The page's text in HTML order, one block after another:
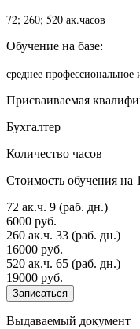
72; 260; 520 ак.часов
Обучение на базе:
среднее
Присваиваемая
Бухгалтер
Количество часов
Стоимость обучения на
72 ак.ч. 9 (раб. дн.)
6000 руб.
260 ак.ч. 33 (раб. дн.)
16000 руб.
520 ак.ч. 65 (раб. дн.)
19000 руб.
Записаться
Выдаваемый документ